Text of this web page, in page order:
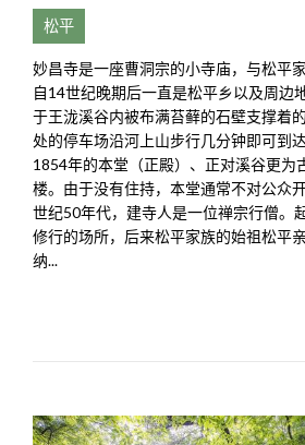
松平
妙昌寺是一座曹洞宗的小寺庙，与松平
自14世纪晚期后一直是松平乡以及周边
于王泷溪谷内被布满苔藓的石壁支撑着
处的停车场沿河上山步行几分钟即可到
1854年的本堂（正殿）、正对溪谷更为
楼。由于没有住持，本堂通常不对公众
世纪50年代，建寺人是一位禅宗行僧。
修行的场所，后来松平家族的始祖松平
纳...